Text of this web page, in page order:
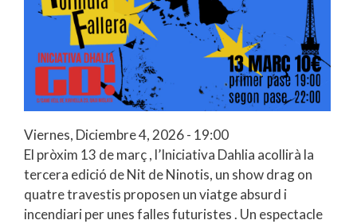
Viernes, Diciembre 4, 2026 - 19:00
El pròxim 13 de març , l’Iniciativa Dahlia acollirà la
tercera edició de Nit de Ninotis, un show drag on
quatre travestis proposen un viatge absurd i
incendiari per unes falles futuristes . Un espectacle